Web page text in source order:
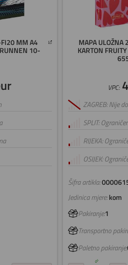
MM A4
10-
MAPA
KARTON
Šifra artikla:
VPC:
ZAGREB: Nije
SPLIT:
RIJEKA:
OSIJEK:
Jedinica mjere:kom
Pakiranje:1
Transportno
Paletno pakiranje: